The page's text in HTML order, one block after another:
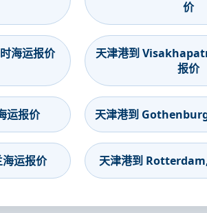
价
海运报价
天津港到
报价
运报价 天津港到
运报价 天津港到